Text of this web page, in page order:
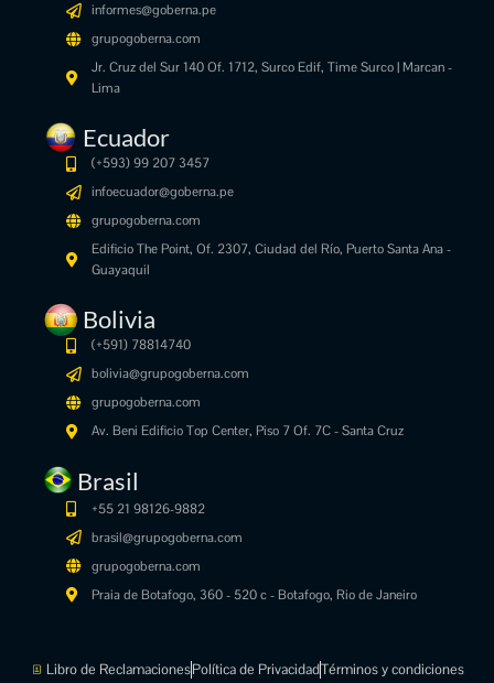
informes@goberna.pe
grupogoberna.com
Jr. Cruz del Sur 140 Of. 1712, Surco Edif, Time Surco | Marcan -
Lima
Ecuador
(+593) 99 207 3457
infoecuador@goberna.pe
grupogoberna.com
Edificio The Point, Of. 2307, Ciudad del Río, Puerto Santa Ana -
Guayaquil
Bolivia
(+591) 78814740
bolivia@grupogoberna.com
grupogoberna.com
Av. Beni Edificio Top Center, Piso 7 Of. 7C - Santa Cruz
Brasil
+55 21 98126-9882
brasil@grupogoberna.com
grupogoberna.com
Praia de Botafogo, 360 - 520 c - Botafogo, Rio de Janeiro
Libro de ReclamacionesPolítica de PrivacidadTérminos y condiciones